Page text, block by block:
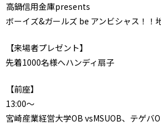
高鍋信用金庫presents
ボーイズ&ガールズ be アンビシャス！！
【来場者プレゼント】
先着1000名様へハンディ扇子
【前座】
13:00～
宮崎産業経営大学OB vsMSUOB、テゲバ